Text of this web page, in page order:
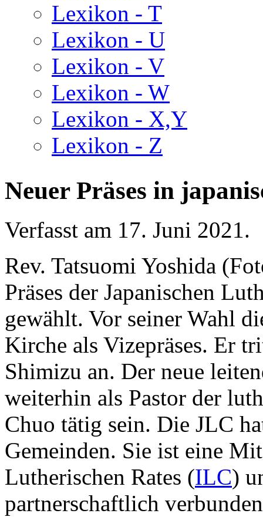
Lexikon - T
Lexikon - U
Lexikon - V
Lexikon - W
Lexikon - X,Y
Lexikon - Z
Neuer Präses in
Verfasst am 17. Juni 2021.
Rev. Tatsuomi Yoshida
Präses der Japanischen
gewählt. Vor seiner Wahl
Kirche als Vizepräses. Er
Shimizu an. Der neue
weiterhin als Pastor der
Chuo tätig sein. Die JLC
Gemeinden. Sie ist eine
Lutherischen Rates (ILC)
partnerschaftlich